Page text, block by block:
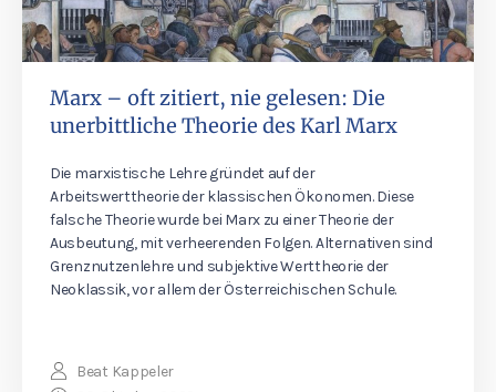
Marx – oft zitiert, nie gelesen: Die
unerbittliche Theorie des Karl Marx
Die marxistische Lehre gründet auf der
Arbeitswerttheorie der klassischen Ökonomen. Diese
falsche Theorie wurde bei Marx zu einer Theorie der
Ausbeutung, mit verheerenden Folgen. Alternativen sind
Grenznutzenlehre und subjektive Werttheorie der
Neoklassik, vor allem der Österreichischen Schule.
Beat Kappeler